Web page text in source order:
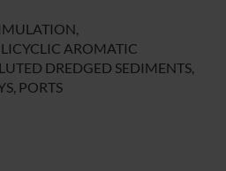
AROMATIC
DREDGED SEDIMENTS,
PORTS